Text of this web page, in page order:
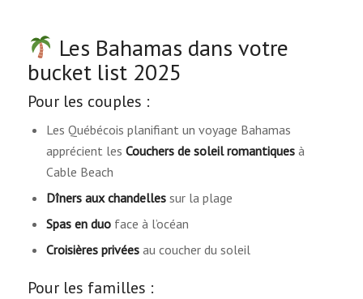
Les Bahamas dans votre
bucket list 2025
Pour les couples :
Les Québécois planifiant un voyage Bahamas
apprécient les Couchers de soleil romantiquesà
Cable Beach
Dîners aux chandellessur la plage
Spas en duoface à l’océan
Croisières privéesau coucher du soleil
Pour les familles :